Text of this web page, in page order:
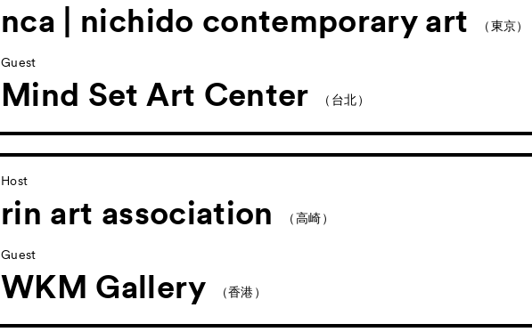
nca | nichido contemporary art （東京）
Guest
Mind Set Art Center （台北）
Host
rin art association （高崎）
Guest
WKM Gallery （香港）